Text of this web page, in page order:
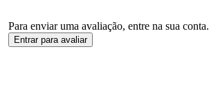
Para enviar uma avaliação, entre na sua conta.
Entrar para avaliar